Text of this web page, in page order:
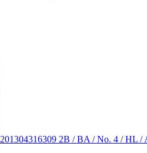
201304316309 2B / BA / No. 4 / HL /